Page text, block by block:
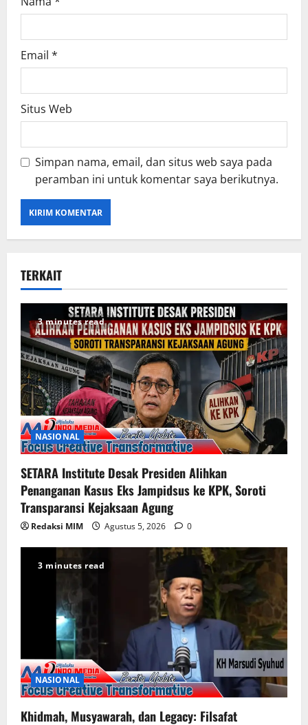
Email *
Situs Web
Simpan nama, email, dan situs web saya pada
peramban ini untuk komentar saya berikutnya.
TERKAIT
3 minutes read
NASIONAL
SETARA Institute Desak Presiden Alihkan
Penanganan Kasus Eks Jampidsus ke KPK, Soroti
Transparansi Kejaksaan Agung
Redaksi MIM Agustus 5, 2026 0
3 minutes read
NASIONAL
Khidmah, Musyawarah, dan Legacy: Filsafat